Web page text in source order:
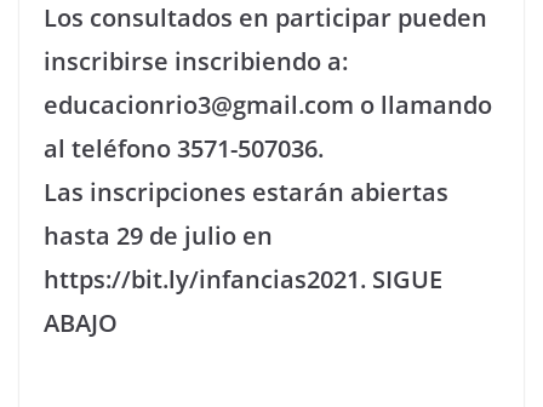
Los consultados en participar pueden
inscribirse inscribiendo a:
educacionrio3@gmail.com o llamando
al teléfono 3571-507036.
Las inscripciones estarán abiertas
hasta 29 de julio en
https://bit.ly/infancias2021. SIGUE
ABAJO